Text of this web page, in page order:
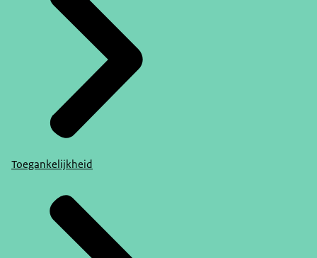
Toegankelijkheid